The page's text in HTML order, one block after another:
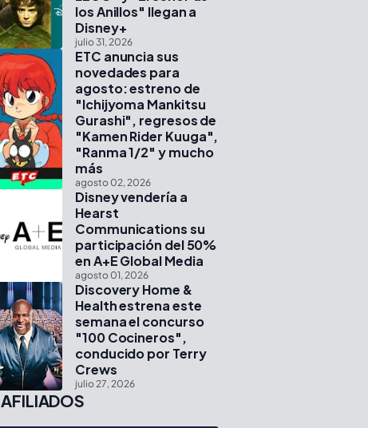
los Anillos" llegan a
Disney+
julio 31, 2026
ETC anuncia sus
novedades para
agosto: estreno de
"Ichijyoma Mankitsu
Gurashi", regresos de
"Kamen Rider Kuuga",
"Ranma 1/2" y mucho
más
agosto 02, 2026
Disney vendería a
Hearst
Communications su
participación del 50%
en A+E Global Media
agosto 01, 2026
Discovery Home &
Health estrena este
semana el concurso
"100 Cocineros",
conducido por Terry
Crews
julio 27, 2026
AFILIADOS